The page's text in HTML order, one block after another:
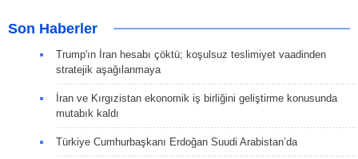
Son Haberler
Trump'ın İran hesabı çöktü; koşulsuz teslimiyet vaadinden
stratejik aşağılanmaya
İran ve Kırgızistan ekonomik iş birliğini geliştirme konusunda
mutabık kaldı
Türkiye Cumhurbaşkanı Erdoğan Suudi Arabistan’da